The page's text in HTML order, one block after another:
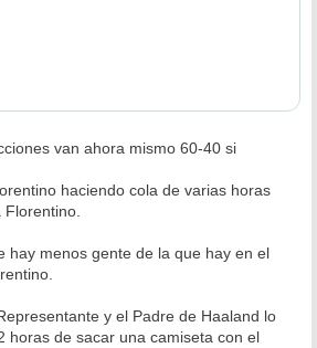
van ahora mismo 60-40 si
haciendo cola de varias horas
Florentino.
hay menos gente de la que hay en el
y el Padre de Haaland lo
horas de sacar una camiseta con el